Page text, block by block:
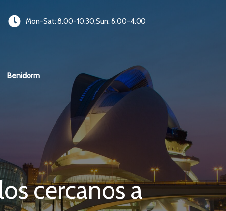
Mon-Sat: 8.00-10.30,Sun: 8.00-4.00
Benidorm
cercanos a